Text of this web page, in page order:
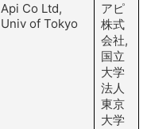
Api Co Ltd,
Univ of Tokyo
アピ
株式
会社,
国立
大学
法人
東京
大学